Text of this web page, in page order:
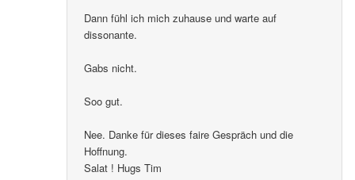
Dann fühl ich mich zuhause und warte auf
dissonante.
Gabs nicht.
Soo gut.
Nee. Danke für dieses faire Gespräch und die
Hoffnung.
Salat ! Hugs Tim